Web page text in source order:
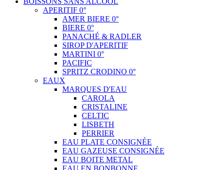
APERITIF 0°
AMER BIERE 0°
BIERE 0°
PANACHÉ & RADLER
SIROP D'APERITIF
MARTINI 0°
PACIFIC
SPRITZ CRODINO 0°
EAUX
MARQUES D'EAU
CAROLA
CRISTALINE
CELTIC
LISBETH
PERRIER
EAU PLATE CONSIGNÉE
EAU GAZEUSE CONSIGNÉE
EAU BOITE METAL
EAU EN BONBONNE